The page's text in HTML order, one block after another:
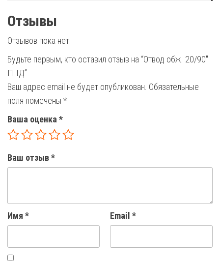
Отзывы
Отзывов пока нет.
Будьте первым, кто оставил отзыв на “Отвод обж. 20/90″
ПНД”
Ваш адрес email не будет опубликован. Обязательные
поля помечены *
Ваша оценка *
Ваш отзыв*
Имя * Email *